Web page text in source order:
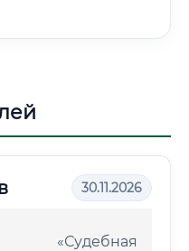
30.11.2026